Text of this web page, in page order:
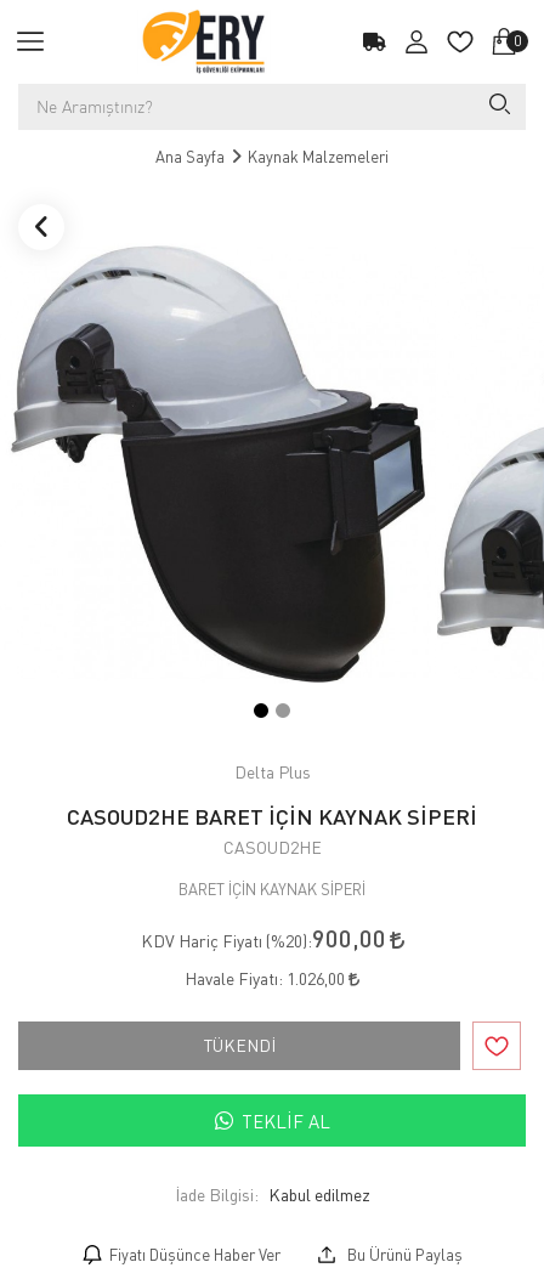
0
Ana Sayfa Kaynak Malzemeleri
Delta Plus
CASOUD2HE BARET İÇİN KAYNAK SİPERİ
CASOUD2HE
BARET İÇİN KAYNAK SİPERİ
KDV Hariç Fiyatı (%20):900,00
Havale Fiyatı: 1.026,00
TÜKENDİ
TEKLIF AL
İade Bilgisi:
Fiyatı Düşünce Haber Ver Bu Ürünü Paylaş